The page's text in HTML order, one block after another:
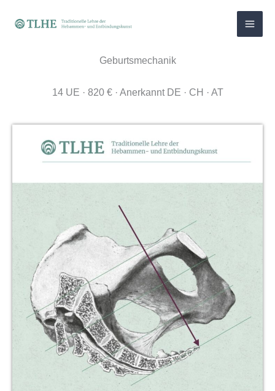
Inhalt
Geburtsmechanik
14 UE · 820 € · Anerkannt DE · CH · AT